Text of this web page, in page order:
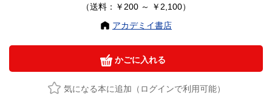
（送料：￥200 ～ ￥2,100）
アカデミイ書店
かごに入れる
気になる本に追加（ログインで利用可能）